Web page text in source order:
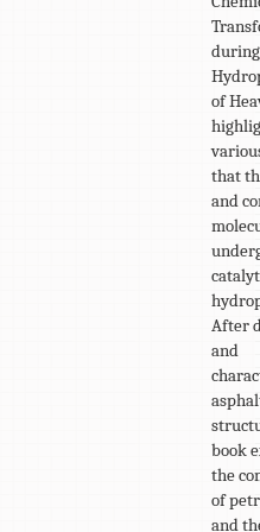
during
of
that
and
After
and
book
the
of
and